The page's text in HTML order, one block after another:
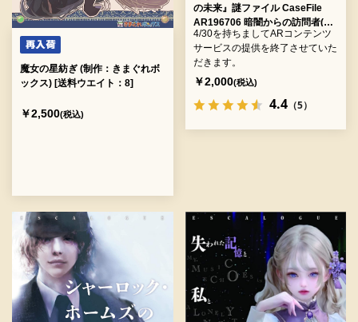
魔女の星紡ぎ (制作：きまぐれボ
ックス) [送料ウエイト：8]
￥2,500(税込)
の未来』謎ファイル CaseFile
AR196706 暗闇からの訪問者(制
作：NTTコノキュー) [送料ウエイ
ト：3]
4/30を持ちましてARコンテンツ
サービスの提供を終了させていた
だきます。
￥2,000(税込)
4.4（5）